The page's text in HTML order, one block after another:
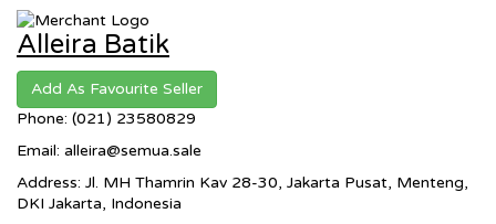
Alleira Batik
Add As Favourite Seller
Phone: (021) 23580829
Email: alleira@semua.sale
Address: Jl. MH Thamrin Kav 28-30, Jakarta Pusat, Menteng,
DKI Jakarta, Indonesia